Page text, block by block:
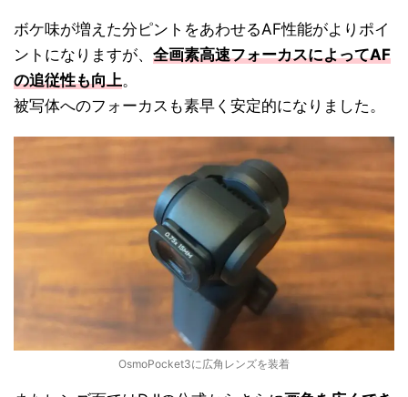
ボケ味が増えた分ピントをあわせるAF性能がよりポイ
ントになりますが、 全画素高速フォーカスによってAF
の追従性も向上。
被写体へのフォーカスも素早く安定的になりました。
OsmoPocket3に広角レンズを装着